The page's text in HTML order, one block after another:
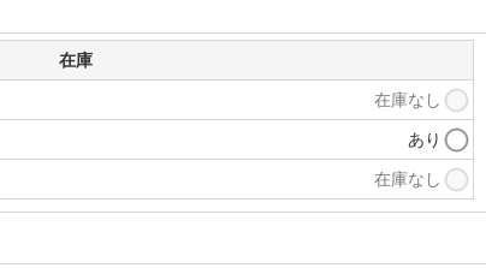
在庫
在庫なし
あり
在庫なし